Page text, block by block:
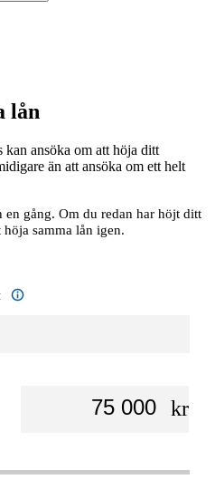
lån
kan ansöka om att höja ditt
än att ansöka om ett helt
gång. Om du redan har höjt ditt
samma lån igen.
kr